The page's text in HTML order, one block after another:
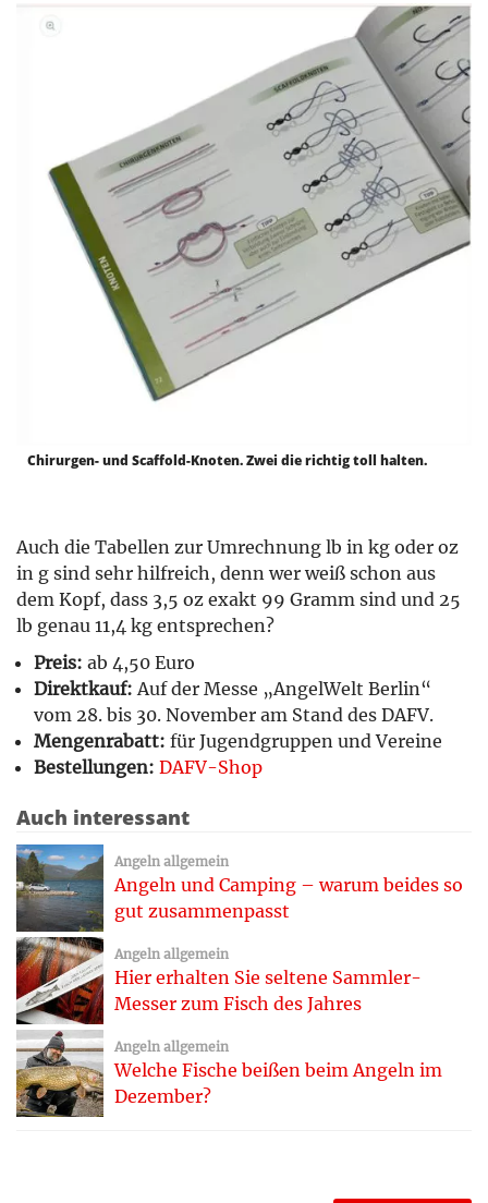
Chirurgen- und Scaffold-Knoten. Zwei die richtig toll halten.
Auch die Tabellen zur Umrechnung lb in kg oder oz
in g sind sehr hilfreich, denn wer weiß schon aus
dem Kopf, dass 3,5 oz exakt 99 Gramm sind und 25
lb genau 11,4 kg entsprechen?
Preis: ab 4,50 Euro
Direktkauf: Auf der Messe „AngelWelt Berlin“
vom 28. bis 30. November am Stand des DAFV.
Mengenrabatt: für Jugendgruppen und Vereine
Bestellungen: DAFV-Shop
Auch interessant
Angeln allgemein
Angeln und Camping – warum beides so
gut zusammenpasst
Angeln allgemein
Hier erhalten Sie seltene Sammler-
Messer zum Fisch des Jahres
Angeln allgemein
Welche Fische beißen beim Angeln im
Dezember?